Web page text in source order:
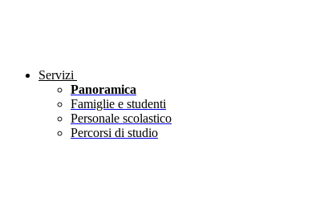
Servizi
Panoramica
Famiglie e studenti
Personale scolastico
Percorsi di studio